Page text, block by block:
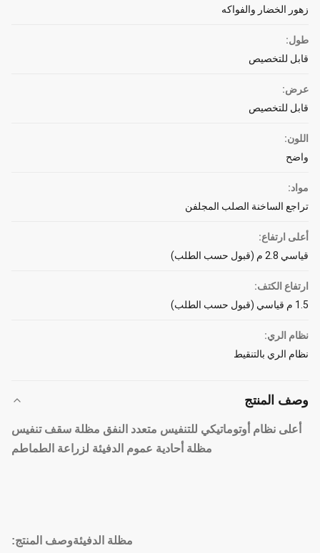
زهور الخضار والفواكه
طول:
قابل للتخصيص
عرض:
قابل للتخصيص
اللون:
واضح
مواد:
تراجع الساخنة الصلب المجلفن
أعلى ارتفاع:
قياسي 2.8 م (قبول حسب الطلب)
ارتفاع الكتف:
1.5 م قياسي (قبول حسب الطلب)
نظام الري:
نظام الري بالتنقيط
وصف المنتج
أعلى نظام أوتوماتيكي للتنفيس متعدد النفق مظلة سقف تنفيس
مظلة أحادية عموم الدفيئة لزراعة الطماطم
مظلة الدفيئةوصف المنتج: